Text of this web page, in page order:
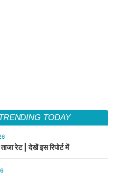
TODAY
रेट | देखें इस रिपोर्ट में